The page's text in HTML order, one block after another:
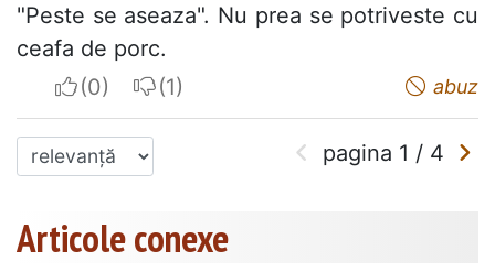
"Peste se aseaza". Nu prea se potriveste cu
ceafa de porc.
I apreciateI do not appreciate abuz
pagina 1 / 4
Articole conexe